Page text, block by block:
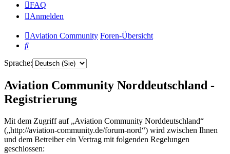
FAQ
Anmelden
Aviation Community Foren-Übersicht
Suche
Sprache:
Aviation Community Norddeutschland -
Registrierung
Mit dem Zugriff auf „Aviation Community Norddeutschland“
(„http://aviation-community.de/forum-nord“) wird zwischen Ihnen
und dem Betreiber ein Vertrag mit folgenden Regelungen
geschlossen: